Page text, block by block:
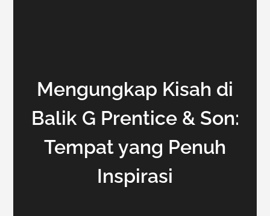
Mengungkap Kisah di
Balik G Prentice & Son:
Tempat yang Penuh
Inspirasi